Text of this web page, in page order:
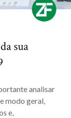
sua
analisar
modo geral,
e,